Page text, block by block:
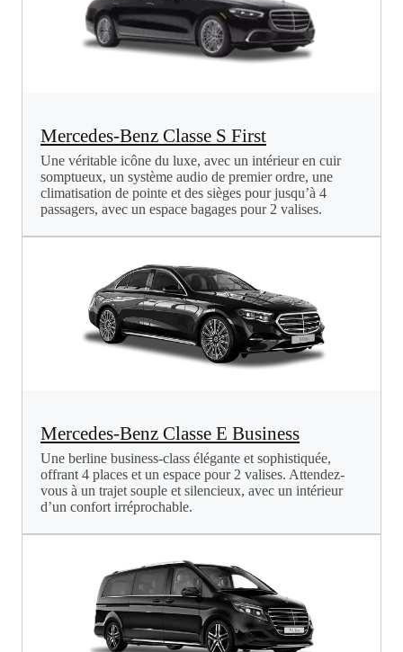
Mercedes-Benz Classe S First
Une véritable icône du luxe, avec un intérieur en cuir
somptueux, un système audio de premier ordre, une
climatisation de pointe et des sièges pour jusqu’à 4
passagers, avec un espace bagages pour 2 valises.
Mercedes-Benz Classe E Business
Une berline business-class élégante et sophistiquée,
offrant 4 places et un espace pour 2 valises. Attendez-
vous à un trajet souple et silencieux, avec un intérieur
d’un confort irréprochable.